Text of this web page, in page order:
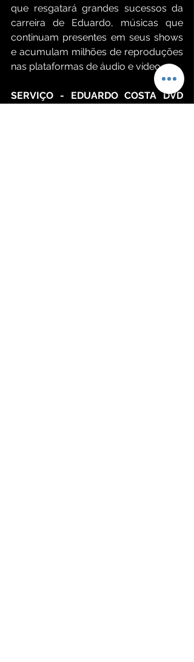
que resgatará grandes sucessos da
carreira de Eduardo, músicas que
continuam presentes em seus shows
e acumulam milhões de reproduções
nas plataformas de áudio e vídeo.
SERVIÇO - EDUARDO COSTA DVD